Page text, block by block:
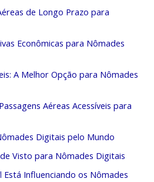
de Longo Prazo para
Econômicas para Nômades
A Melhor Opção para Nômades
Aéreas Acessíveis para
Digitais pelo Mundo
Visto para Nômades Digitais
Está Influenciando os Nômades